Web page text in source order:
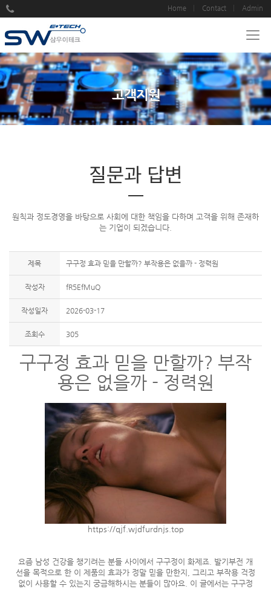
Home Contact Admin
고객지원
질문과 답변
원칙과 정도경영을 바탕으로 사회에 대한 책임을 다하며 고객을 위해 존재하
는 기업이 되겠습니다.
제목 구구정 효과 믿을 만할까? 부작용은 없을까 - 정력원
작성자 fR5EfMuQ
작성일자 2026-03-17
조회수 305
구구정 효과 믿을 만할까? 부작
용은 없을까 - 정력원
https://qjf.wjdfurdnjs.top
요즘 남성 건강을 챙기려는 분들 사이에서 구구정이 화제죠. 발기부전 개
선을 목적으로 한 이 제품의 효과가 정말 믿을 만한지, 그리고 부작용 걱정
없이 사용할 수 있는지 궁금해하시는 분들이 많아요. 이 글에서는 구구정